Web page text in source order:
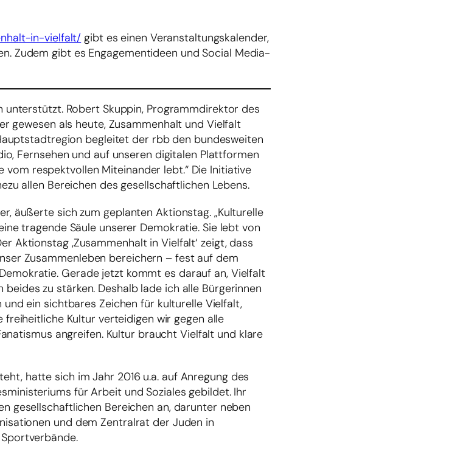
in-vielfalt/ gibt es einen Veranstaltungskalender,
Zudem gibt es Engagementideen und Social Media-
Robert Skuppin, Programmdirektor des
gewesen als heute, Zusammenhalt und Vielfalt
begleitet der rbb den bundesweiten
Fernsehen und auf unseren digitalen Plattformen
vom respektvollen Miteinander lebt.“ Die Initiative
allen Bereichen des gesellschaftlichen Lebens.
äußerte sich zum geplanten Aktionstag. „Kulturelle
tragende Säule unserer Demokratie. Sie lebt von
Aktionstag ‚Zusammenhalt in Vielfalt‘ zeigt, dass
Zusammenleben bereichern – fest auf dem
Gerade jetzt kommt es darauf an, Vielfalt
zu stärken. Deshalb lade ich alle Bürgerinnen
ein sichtbares Zeichen für kulturelle Vielfalt,
freiheitliche Kultur verteidigen wir gegen alle
angreifen. Kultur braucht Vielfalt und klare
hatte sich im Jahr 2016 u.a. auf Anregung des
für Arbeit und Soziales gebildet. Ihr
gesellschaftlichen Bereichen an, darunter neben
und dem Zentralrat der Juden in